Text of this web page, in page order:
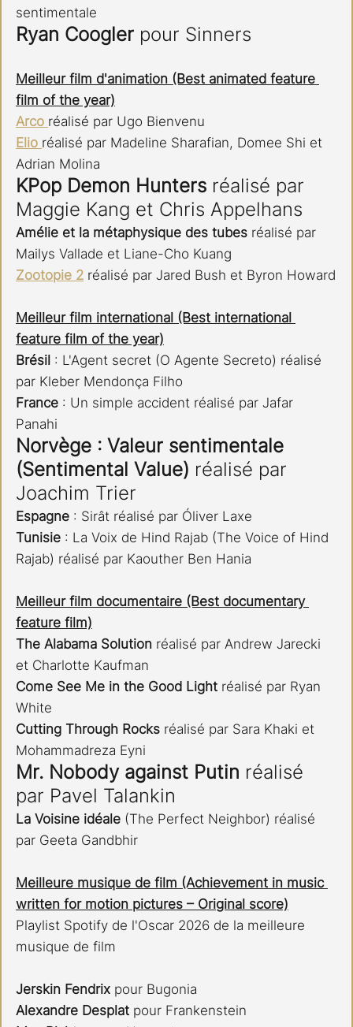
sentimentale
Ryan Coogler pour Sinners
Meilleur film d'animation (Best animated feature
film of the year)
Arco réalisé par Ugo Bienvenu
Elio réalisé par Madeline Sharafian, Domee Shi et
Adrian Molina
KPop Demon Hunters réalisé par
Maggie Kang et Chris Appelhans
Amélie et la métaphysique des tubes réalisé par
Mailys Vallade et Liane-Cho Kuang
Zootopie 2 réalisé par Jared Bush et Byron Howard
Meilleur film international (Best international
feature film of the year)
Brésil : L'Agent secret (O Agente Secreto) réalisé
par Kleber Mendonça Filho
France : Un simple accident réalisé par Jafar
Panahi
Norvège : Valeur sentimentale
(Sentimental Value) réalisé par
Joachim Trier
Espagne : Sirât réalisé par Óliver Laxe
Tunisie : La Voix de Hind Rajab (The Voice of Hind
Rajab) réalisé par Kaouther Ben Hania
Meilleur film documentaire (Best documentary
feature film)
The Alabama Solution réalisé par Andrew Jarecki
et Charlotte Kaufman
Come See Me in the Good Light réalisé par Ryan
White
Cutting Through Rocks réalisé par Sara Khaki et
Mohammadreza Eyni
Mr. Nobody against Putin réalisé
par Pavel Talankin
La Voisine idéale (The Perfect Neighbor) réalisé
par Geeta Gandbhir
Meilleure musique de film (Achievement in music
written for motion pictures – Original score)
Playlist Spotify de l'Oscar 2026 de la meilleure
musique de film
Jerskin Fendrix pour Bugonia
Alexandre Desplat pour Frankenstein